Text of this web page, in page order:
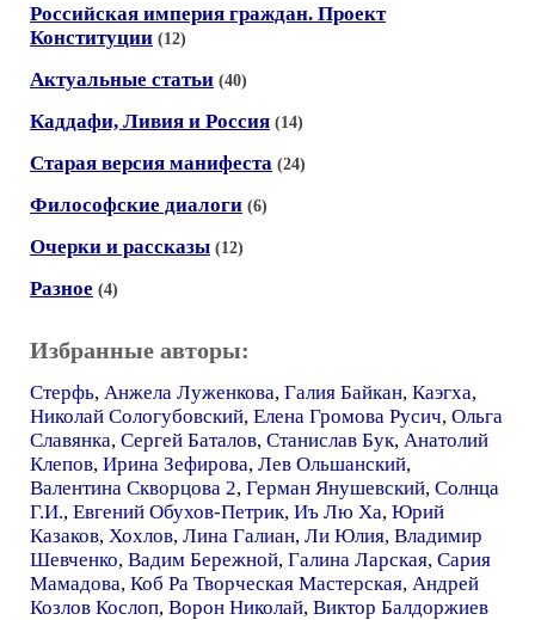
Российская империя граждан. Проект
Конституции (12)
Актуальные статьи (40)
Каддафи, Ливия и Россия (14)
Старая версия манифеста (24)
Философские диалоги (6)
Очерки и рассказы (12)
Разное (4)
Избранные авторы:
Стерфь, Анжела Луженкова, Галия Байкан, Каэгха,
Николай Сологубовский, Елена Громова Русич, Ольга
Славянка, Сергей Баталов, Станислав Бук, Анатолий
Клепов, Ирина Зефирова, Лев Ольшанский,
Валентина Скворцова 2, Герман Янушевский, Солнца
Г.И., Евгений Обухов-Петрик, Иъ Лю Ха, Юрий
Казаков, Хохлов, Лина Галиан, Ли Юлия, Владимир
Шевченко, Вадим Бережной, Галина Ларская, Сария
Мамадова, Коб Ра Творческая Мастерская, Андрей
Козлов Кослоп, Ворон Николай, Виктор Балдоржиев